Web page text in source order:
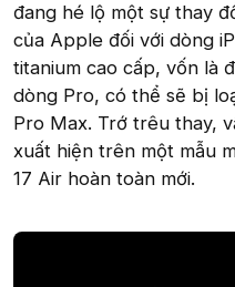
đang hé lộ một sự thay
của Apple đối với dòng
titanium cao cấp, vốn là
dòng Pro, có thể sẽ bị
Pro Max. Trớ trêu thay,
xuất hiện trên một mẫu
17 Air hoàn toàn mới.